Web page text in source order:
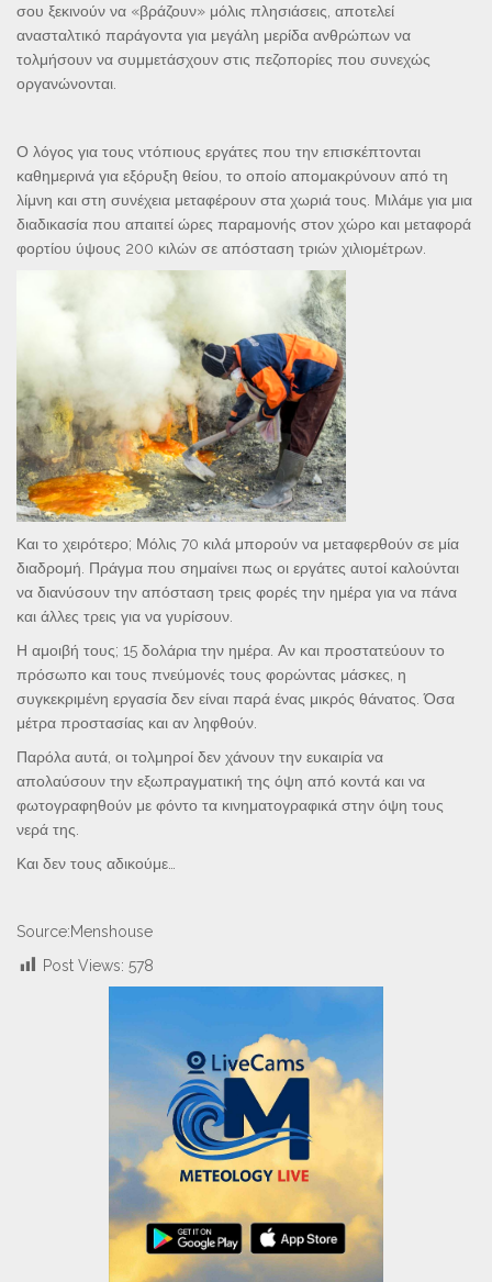
σου ξεκινούν να «βράζουν» μόλις πλησιάσεις, αποτελεί
ανασταλτικό παράγοντα για μεγάλη μερίδα ανθρώπων να
τολμήσουν να συμμετάσχουν στις πεζοπορίες που συνεχώς
οργανώνονται.
Ο λόγος για τους ντόπιους εργάτες που την επισκέπτονται
καθημερινά για εξόρυξη θείου, το οποίο απομακρύνουν από τη
λίμνη και στη συνέχεια μεταφέρουν στα χωριά τους. Μιλάμε για μια
διαδικασία που απαιτεί ώρες παραμονής στον χώρο και μεταφορά
φορτίου ύψους 200 κιλών σε απόσταση τριών χιλιομέτρων.
Και το χειρότερο; Μόλις 70 κιλά μπορούν να μεταφερθούν σε μία
διαδρομή. Πράγμα που σημαίνει πως οι εργάτες αυτοί καλούνται
να διανύσουν την απόσταση τρεις φορές την ημέρα για να πάνα
και άλλες τρεις για να γυρίσουν.
Η αμοιβή τους; 15 δολάρια την ημέρα. Αν και προστατεύουν το
πρόσωπο και τους πνεύμονές τους φορώντας μάσκες, η
συγκεκριμένη εργασία δεν είναι παρά ένας μικρός θάνατος. Όσα
μέτρα προστασίας και αν ληφθούν.
Παρόλα αυτά, οι τολμηροί δεν χάνουν την ευκαιρία να
απολαύσουν την εξωπραγματική της όψη από κοντά και να
φωτογραφηθούν με φόντο τα κινηματογραφικά στην όψη τους
νερά της.
Και δεν τους αδικούμε…
Source:Menshouse
Post Views: 578